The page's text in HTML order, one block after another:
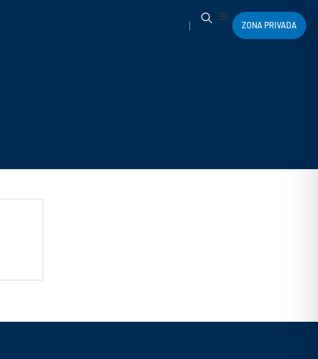
ZONA PRIVADA